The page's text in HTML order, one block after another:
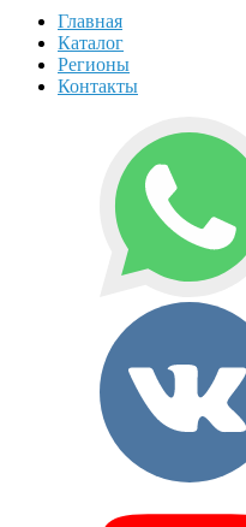
Главная
Каталог
Регионы
Контакты